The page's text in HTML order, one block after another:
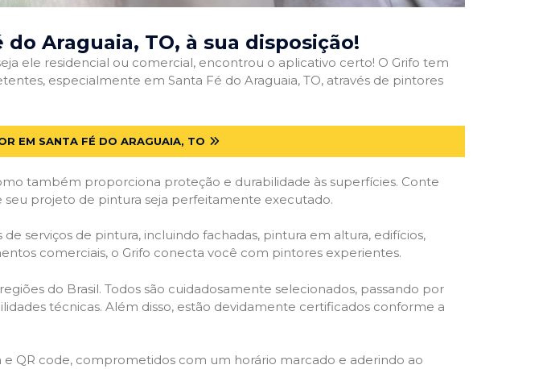
Araguaia, TO, à sua disposição!
ele residencial ou comercial, encontrou o aplicativo certo! O Grifo tem
especialmente em Santa Fé do Araguaia, TO, através de pintores
EM SANTA FÉ DO ARAGUAIA, TO
também proporciona proteção e durabilidade às superfícies. Conte
seu projeto de pintura seja perfeitamente executado.
serviços de pintura, incluindo fachadas, pintura em altura, edifícios,
comerciais, o Grifo conecta você com pintores experientes.
do Brasil. Todos são cuidadosamente selecionados, passando por
técnicas. Além disso, estão devidamente certificados conforme a
QR code, comprometidos com um horário marcado e aderindo ao